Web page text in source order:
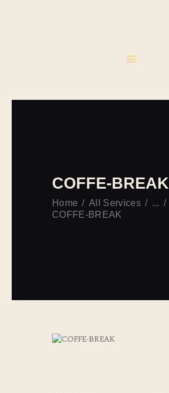
COFFE-BREAK
Home All Services
...
COFFE-BREAK